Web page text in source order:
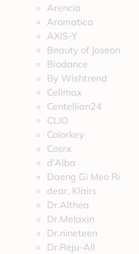
Arencia
Aromatica
AXIS-Y
Beauty of Joseon
Biodance
By Wishtrend
Celimax
Centellian24
CLIO
Colorkey
Cosrx
d’Alba
Daeng Gi Meo Ri
dear, Klairs
Dr.Althea
Dr.Melaxin
Dr.nineteen
Dr.Reju-All